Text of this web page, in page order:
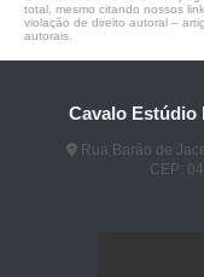
total, mesmo citando nossos
violação de direito autoral –
autorais
Cavalo Estúdio
Rua Barão de
CEP: